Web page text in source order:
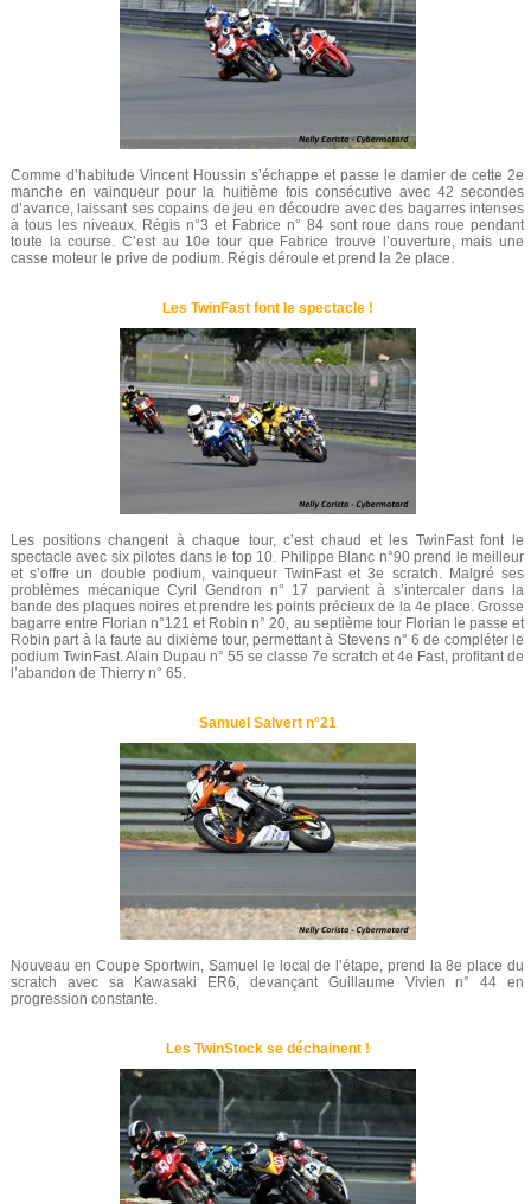
Comme d’habitude Vincent Houssin s’échappe et passe le damier de cette 2e
manche en vainqueur pour la huitième fois consécutive avec 42 secondes
d’avance, laissant ses copains de jeu en découdre avec des bagarres intenses
à tous les niveaux. Régis n°3 et Fabrice n° 84 sont roue dans roue pendant
toute la course. C’est au 10e tour que Fabrice trouve l’ouverture, mais une
casse moteur le prive de podium. Régis déroule et prend la 2e place.
Les TwinFast font le spectacle !
Les positions changent à chaque tour, c’est chaud et les TwinFast font le
spectacle avec six pilotes dans le top 10. Philippe Blanc n°90 prend le meilleur
et s’offre un double podium, vainqueur TwinFast et 3e scratch. Malgré ses
problèmes mécanique Cyril Gendron n° 17 parvient à s’intercaler dans la
bande des plaques noires et prendre les points précieux de la 4e place. Grosse
bagarre entre Florian n°121 et Robin n° 20, au septième tour Florian le passe et
Robin part à la faute au dixième tour, permettant à Stevens n° 6 de compléter le
podium TwinFast. Alain Dupau n° 55 se classe 7e scratch et 4e Fast, profitant de
l’abandon de Thierry n° 65.
Samuel Salvert n°21
Nouveau en Coupe Sportwin, Samuel le local de l’étape, prend la 8e place du
scratch avec sa Kawasaki ER6, devançant Guillaume Vivien n° 44 en
progression constante.
Les TwinStock se déchainent !